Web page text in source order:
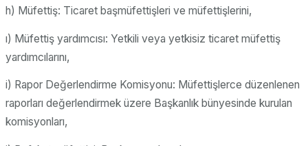
h) Müfettiş: Ticaret başmüfettişleri ve müfettişlerini,
ı) Müfettiş yardımcısı: Yetkili veya yetkisiz ticaret müfettiş
yardımcılarını,
i) Rapor Değerlendirme Komisyonu: Müfettişlerce düzenlenen
raporları değerlendirmek üzere Başkanlık bünyesinde kurulan
komisyonları,